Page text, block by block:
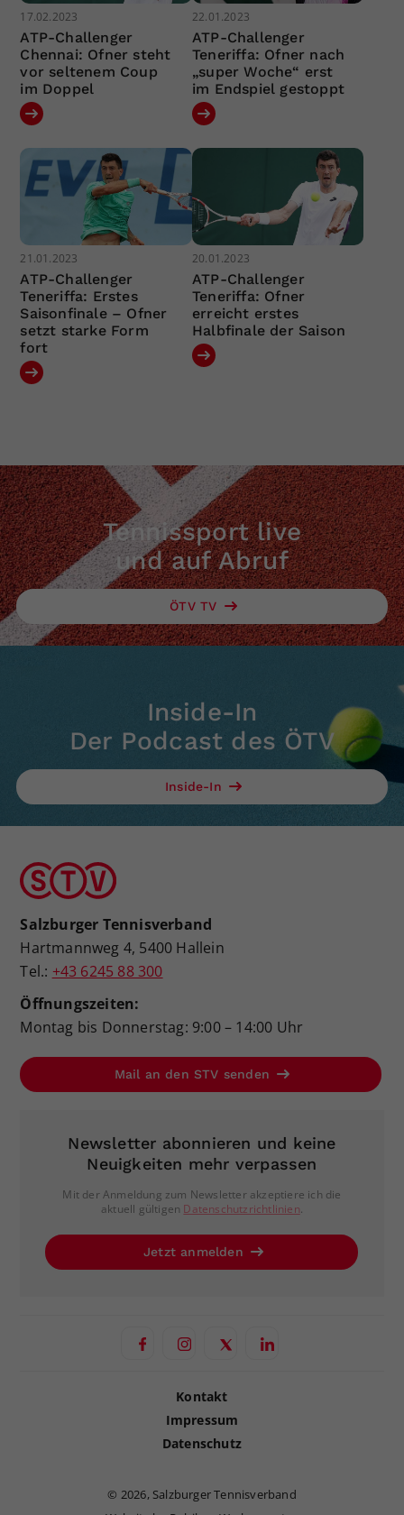
17.02.2023
ATP-Challenger
Chennai: Ofner steht
vor seltenem Coup
im Doppel
22.01.2023
ATP-Challenger
Teneriffa: Ofner nach
„super Woche“ erst
im Endspiel gestoppt
21.01.2023
ATP-Challenger
Teneriffa: Erstes
Saisonfinale – Ofner
setzt starke Form
fort
20.01.2023
ATP-Challenger
Teneriffa: Ofner
erreicht erstes
Halbfinale der Saison
Tennissport live
und auf Abruf
ÖTV TV
Inside-In
Der Podcast des ÖTV
Inside-In
Salzburger Tennisverband
Hartmannweg 4, 5400 Hallein
Tel.: +43 6245 88 300
Öffnungszeiten:
Montag bis Donnerstag: 9:00 – 14:00 Uhr
Mail an den STV senden
Newsletter abonnieren und keine
Neuigkeiten mehr verpassen
Mit der Anmeldung zum Newsletter akzeptiere ich die
aktuell gültigen Datenschutzrichtlinien.
Jetzt anmelden
Kontakt
Impressum
Datenschutz
© 2026, Salzburger Tennisverband